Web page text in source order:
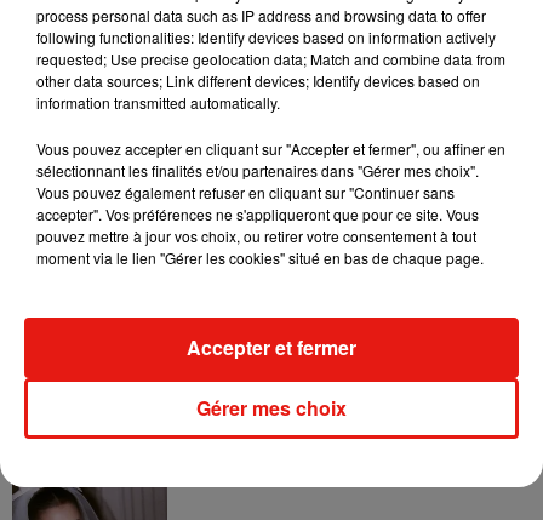
5 août 2026
Benny Blanco invite Selena Gomez et
Becky G sur son nouveau single
4 août 2026
process personal data such as IP address and browsing data to offer
following functionalities: Identify devices based on information actively
requested; Use precise geolocation data; Match and combine data from
other data sources; Link different devices; Identify devices based on
information transmitted automatically.
Vous pouvez accepter en cliquant sur "Accepter et fermer", ou affiner en
sélectionnant les finalités et/ou partenaires dans "Gérer mes choix".
Vous pouvez également refuser en cliquant sur "Continuer sans
accepter". Vos préférences ne s'appliqueront que pour ce site. Vous
pouvez mettre à jour vos choix, ou retirer votre consentement à tout
moment via le lien "Gérer les cookies" situé en bas de chaque page.
Gérer mes choix
Accepter et fermer